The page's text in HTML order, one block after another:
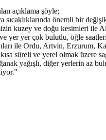
açıklama şöyle;
sıcaklıklarında önemli bir
kuzey ve doğu kesimleri ile
yer yer çok bulutlu, öğle
ile Ordu, Artvin, Erzurum,
süreli ve yerel olmak üzere
yağışlı, diğer yerlerin az